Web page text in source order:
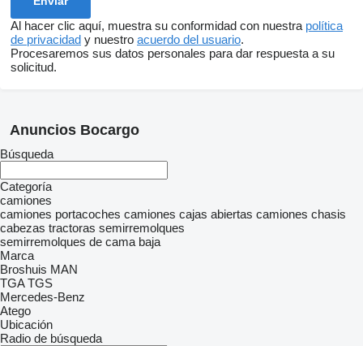
Al hacer clic aquí, muestra su conformidad con nuestra política
de privacidad y nuestro acuerdo del usuario.
Procesaremos sus datos personales para dar respuesta a su
solicitud.
Anuncios Bocargo
Búsqueda
Categoría
camiones
camiones portacoches camiones cajas abiertas camiones chasis
cabezas tractoras semirremolques
semirremolques de cama baja
Marca
Broshuis MAN
TGA TGS
Mercedes-Benz
Atego
Ubicación
Radio de búsqueda